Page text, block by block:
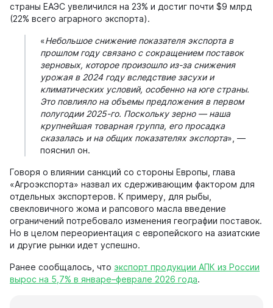
страны ЕАЭС увеличился на 23% и достиг почти $9 млрд
(22% всего аграрного экспорта).
«Небольшое снижение показателя экспорта в
прошлом году связано с сокращением поставок
зерновых, которое произошло из-за снижения
урожая в 2024 году вследствие засухи и
климатических условий, особенно на юге страны.
Это повлияло на объемы предложения в первом
полугодии 2025-го. Поскольку зерно — наша
крупнейшая товарная группа, его просадка
сказалась и на общих показателях экспорта», —
пояснил он.
Говоря о влиянии санкций со стороны Европы, глава
«Агроэкспорта» назвал их сдерживающим фактором для
отдельных экспортеров. К примеру, для рыбы,
свекловичного жома и рапсового масла введение
ограничений потребовало изменения географии поставок.
Но в целом переориентация с европейского на азиатские
и другие рынки идет успешно.
Ранее сообщалось, что экспорт продукции АПК из России
вырос на 5,7% в январе–феврале 2026 года.